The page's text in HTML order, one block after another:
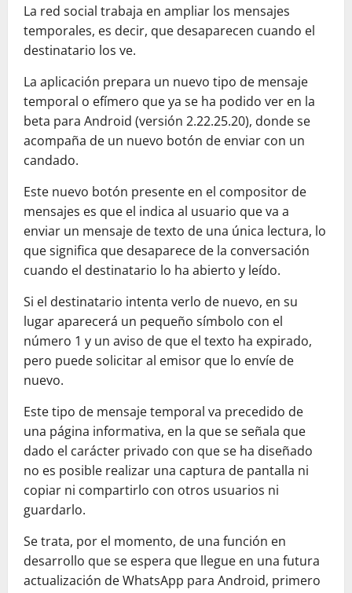
La red social trabaja en ampliar los mensajes
temporales, es decir, que desaparecen cuando el
destinatario los ve.
La aplicación prepara un nuevo tipo de mensaje
temporal o efímero que ya se ha podido ver en la
beta para Android (versión 2.22.25.20), donde se
acompaña de un nuevo botón de enviar con un
candado.
Este nuevo botón presente en el compositor de
mensajes es que el indica al usuario que va a
enviar un mensaje de texto de una única lectura, lo
que significa que desaparece de la conversación
cuando el destinatario lo ha abierto y leído.
Si el destinatario intenta verlo de nuevo, en su
lugar aparecerá un pequeño símbolo con el
número 1 y un aviso de que el texto ha expirado,
pero puede solicitar al emisor que lo envíe de
nuevo.
Este tipo de mensaje temporal va precedido de
una página informativa, en la que se señala que
dado el carácter privado con que se ha diseñado
no es posible realizar una captura de pantalla ni
copiar ni compartirlo con otros usuarios ni
guardarlo.
Se trata, por el momento, de una función en
desarrollo que se espera que llegue en una futura
actualización de WhatsApp para Android, primero